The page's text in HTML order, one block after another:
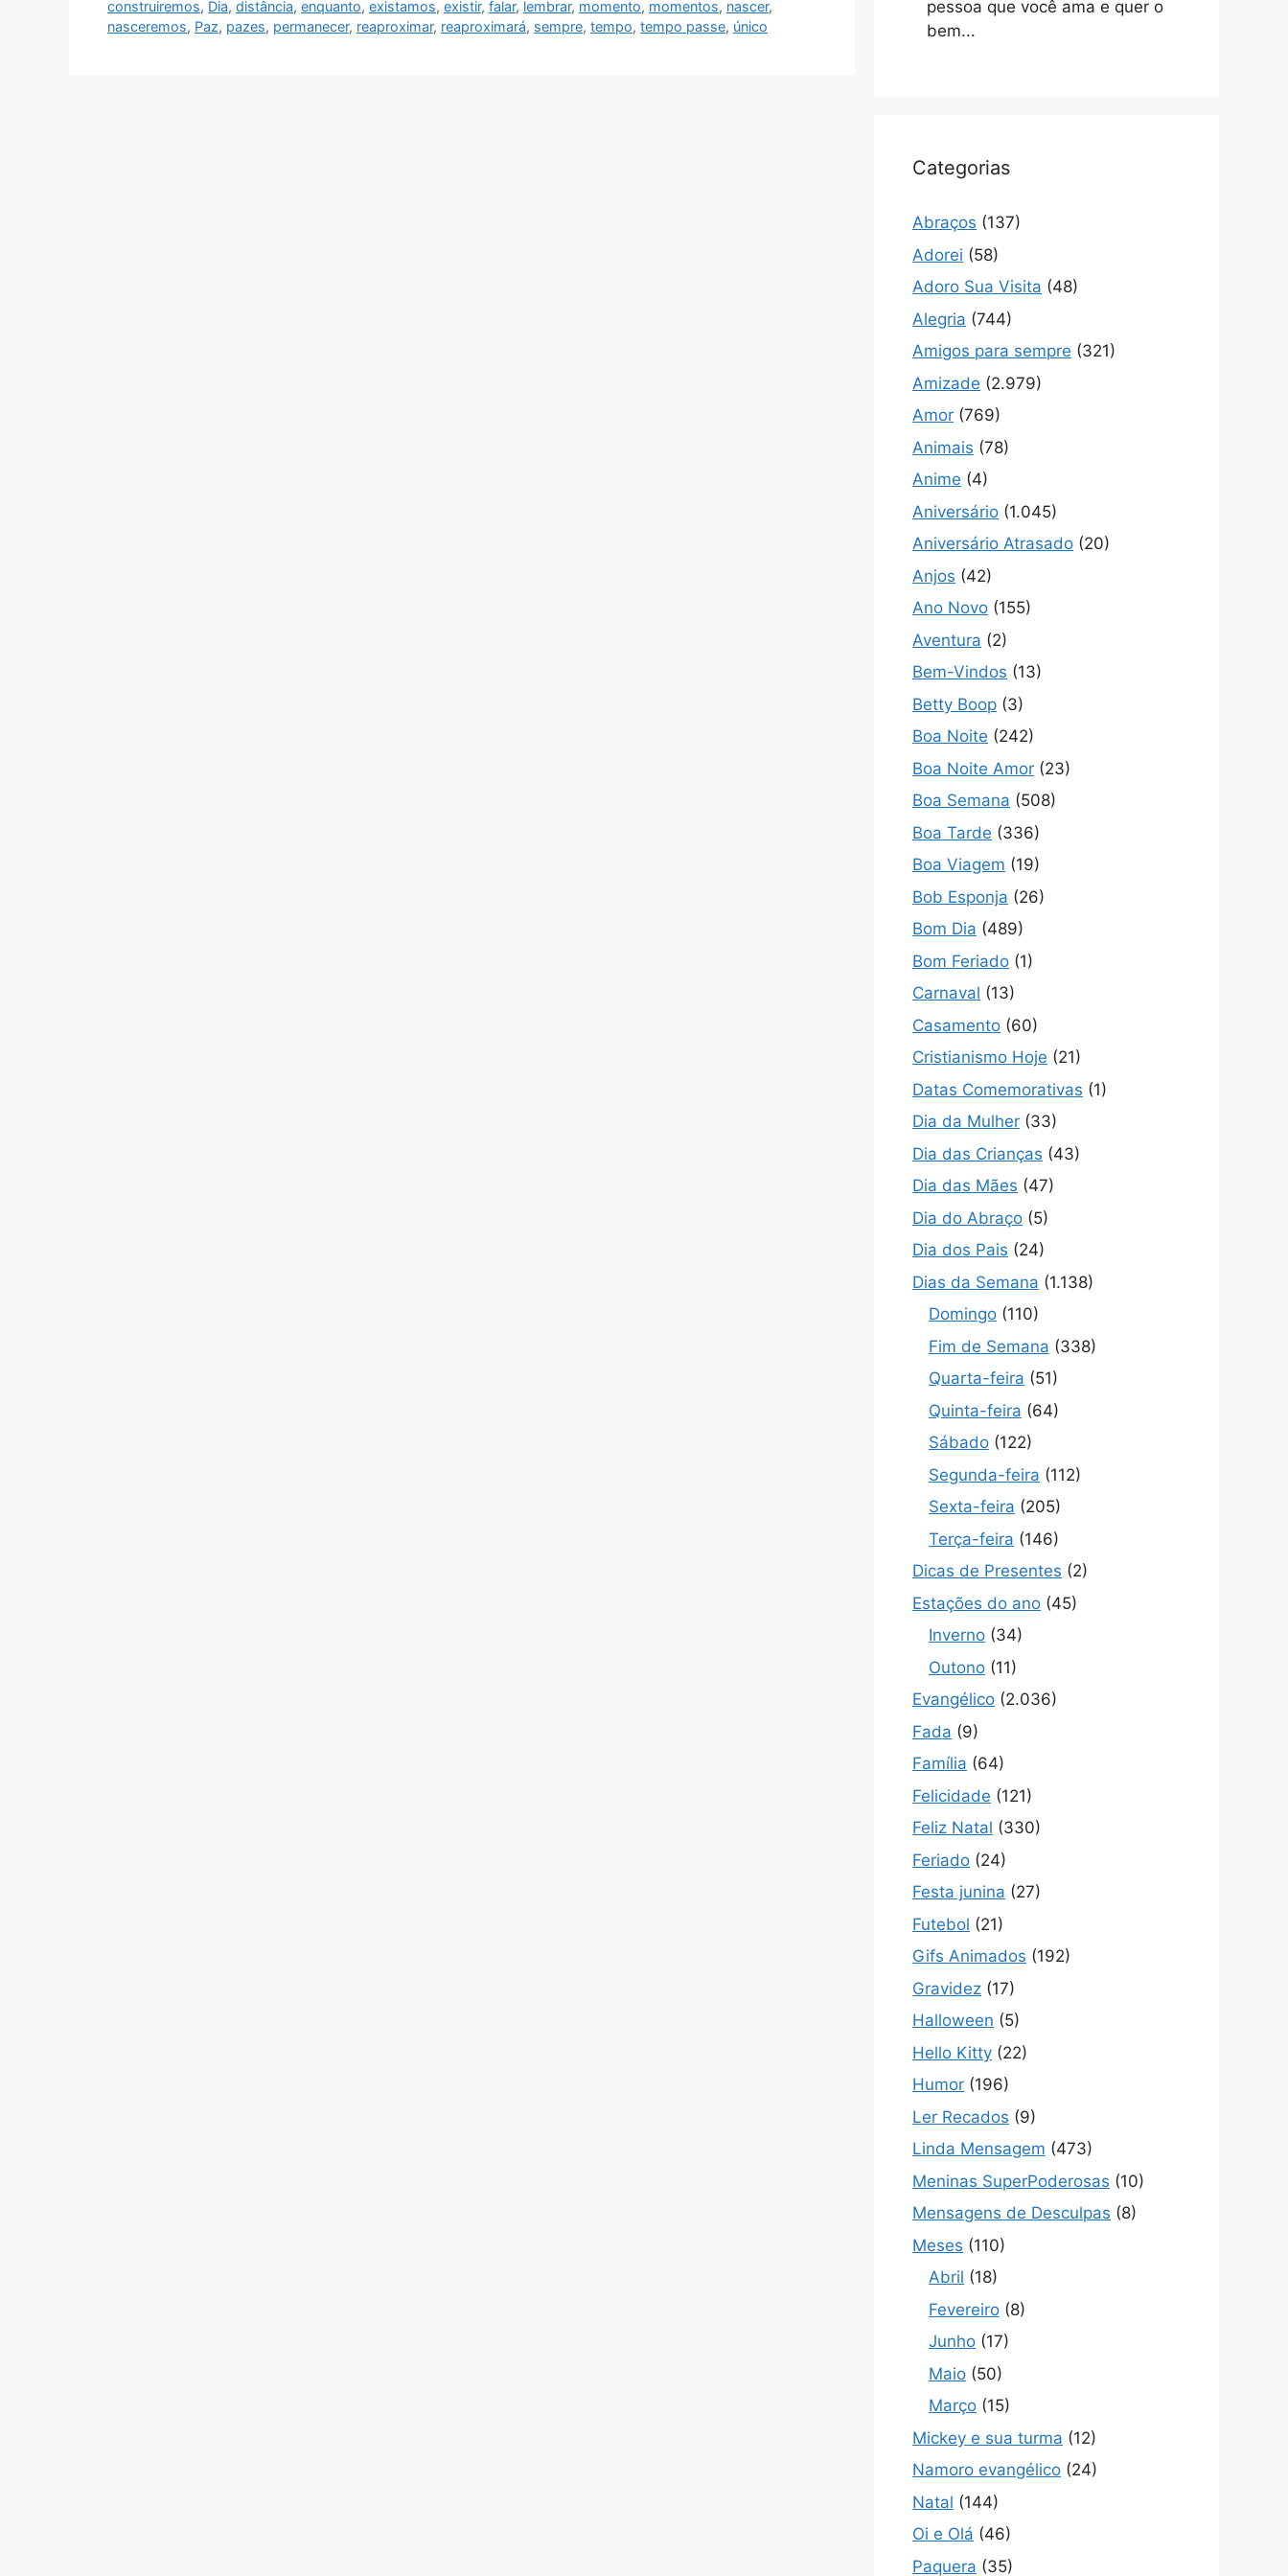
construiremos, Dia, distância, enquanto, existamos, existir, falar, lembrar, momento, momentos, nascer,
nasceremos, Paz, pazes, permanecer, reaproximar, reaproximará, sempre, tempo, tempo passe, único
pessoa que você ama e quer o
bem...
Categorias
Abraços (137)
Adorei (58)
Adoro Sua Visita (48)
Alegria (744)
Amigos para sempre (321)
Amizade (2.979)
Amor (769)
Animais (78)
Anime (4)
Aniversário (1.045)
Aniversário Atrasado (20)
Anjos (42)
Ano Novo (155)
Aventura (2)
Bem-Vindos (13)
Betty Boop (3)
Boa Noite (242)
Boa Noite Amor (23)
Boa Semana (508)
Boa Tarde (336)
Boa Viagem (19)
Bob Esponja (26)
Bom Dia (489)
Bom Feriado (1)
Carnaval (13)
Casamento (60)
Cristianismo Hoje (21)
Datas Comemorativas (1)
Dia da Mulher (33)
Dia das Crianças (43)
Dia das Mães (47)
Dia do Abraço (5)
Dia dos Pais (24)
Dias da Semana (1.138)
Domingo (110)
Fim de Semana (338)
Quarta-feira (51)
Quinta-feira (64)
Sábado (122)
Segunda-feira (112)
Sexta-feira (205)
Terça-feira (146)
Dicas de Presentes (2)
Estações do ano (45)
Inverno (34)
Outono (11)
Evangélico (2.036)
Fada (9)
Família (64)
Felicidade (121)
Feliz Natal (330)
Feriado (24)
Festa junina (27)
Futebol (21)
Gifs Animados (192)
Gravidez (17)
Halloween (5)
Hello Kitty (22)
Humor (196)
Ler Recados (9)
Linda Mensagem (473)
Meninas SuperPoderosas (10)
Mensagens de Desculpas (8)
Meses (110)
Abril (18)
Fevereiro (8)
Junho (17)
Maio (50)
Março (15)
Mickey e sua turma (12)
Namoro evangélico (24)
Natal (144)
Oi e Olá (46)
Paquera (35)